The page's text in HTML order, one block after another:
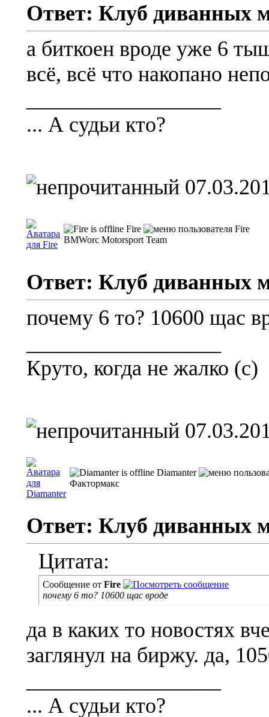
Ответ: Клуб диванных
а биткоен вроде уже 6
всё, всё что накопано
... А судьи кто?
Fire
BMWorc Motorsport Team
Ответ: Клуб диванных
почему 6 то? 10600 щас
Круто, когда не жалко (с)
Diamanter
Фактормакс
Ответ: Клуб диванных
Цитата:
Сообщение от Fire
почему 6 то? 10600 щас вроде
да в каких то новостях
заглянул на биржу. да,
... А судьи кто?